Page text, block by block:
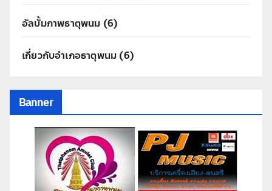
อัลบั้มภาพธาตุพนม (6)
เกี่ยวกับอำเภอธาตุพนม (6)
Banner